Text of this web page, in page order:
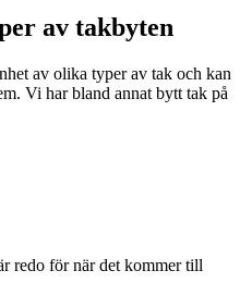
av takbyten
av olika typer av tak och kan
Vi har bland annat bytt tak på
redo för när det kommer till